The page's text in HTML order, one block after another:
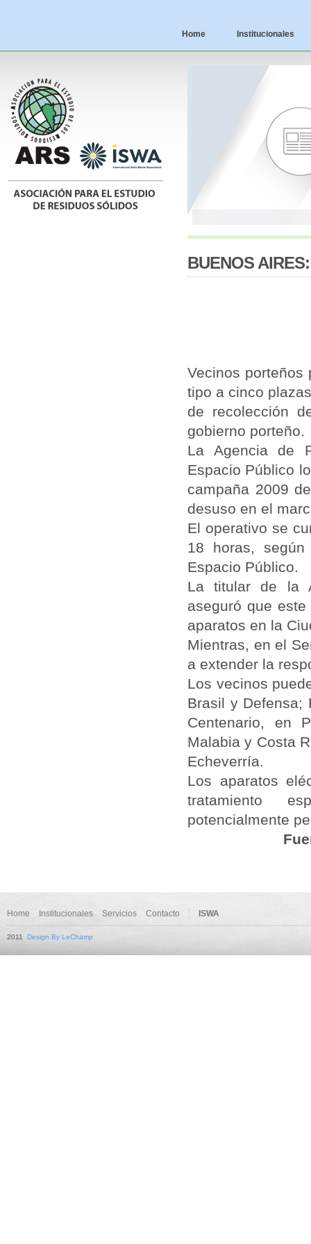
Home Institucionales
BUENOS
Vecinos porteños
tipo a cinco
de recolección
gobierno porteño.
La Agencia de
Espacio Público
campaña 2009
desuso en el
El operativo se
18 horas,
Espacio Público.
La titular de la
aseguró que
aparatos en la
Mientras, en el
a extender la
Los vecinos
Brasil y Defensa;
Centenario, en
Malabia y Costa
Echeverría.
Los aparatos
tratamiento
potencialmente
Home Institucionales Servicios Contacto ISWA
2011 Design By LeChamp